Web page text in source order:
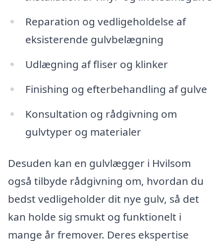
Reparation og vedligeholdelse af
eksisterende gulvbelægning
Udlægning af fliser og klinker
Finishing og efterbehandling af gulve
Konsultation og rådgivning om
gulvtyper og materialer
Desuden kan en gulvlægger i Hvilsom
også tilbyde rådgivning om, hvordan du
bedst vedligeholder dit nye gulv, så det
kan holde sig smukt og funktionelt i
mange år fremover. Deres ekspertise